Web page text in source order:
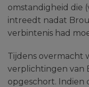
omstandigheid die
intreedt nadat
verbintenis had
Tijdens overmacht
verplichtingen van
opgeschort. Indien